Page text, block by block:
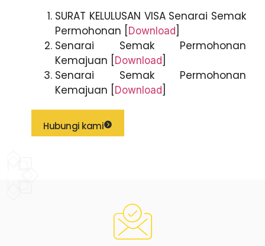
SURAT KELULUSAN VISA Senarai Semak
Permohonan
Download
Senarai Semak Permohonan
Kemajuan
Download
Senarai Semak Permohonan
Kemajuan
Download
Hubungi kami